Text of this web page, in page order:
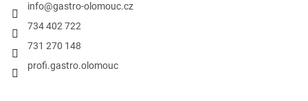
info@gastro-olomouc.cz
734 402 722
731 270 148
profi.gastro.olomouc